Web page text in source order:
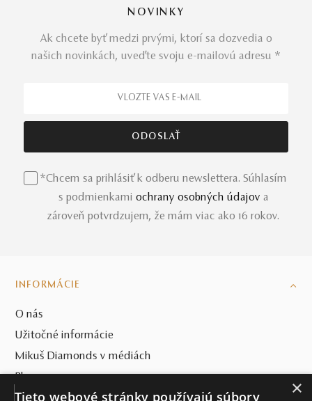
NOVINKY
Ak chcete byť medzi prvými, ktorí sa dozvedia o
našich novinkách, uveďte svoju e-mailovú adresu *
*Chcem sa prihlásiť k odberu newslettera. Súhlasím
s podmienkami ochrany osobných údajov a
zároveň potvrdzujem, že mám viac ako 16 rokov.
INFORMÁCIE
O nás
Užitočné informácie
Mikuš Diamonds v médiách
Blog
×
Tieto webové stránky používajú súbory